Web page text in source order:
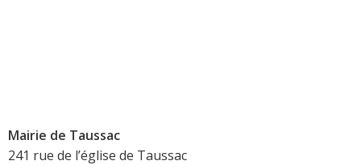
Mairie de Taussac
241 rue de l’église de Taussac